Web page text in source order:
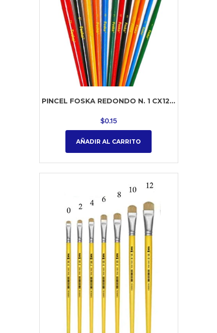
PINCEL FOSKA REDONDO N. 1 CX12...
$0.15
AÑADIR AL CARRITO